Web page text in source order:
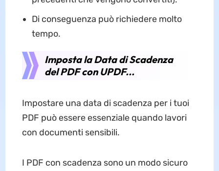
Di conseguenza può richiedere molto
tempo.
Imposta la Data di Scadenza
del PDF con UPDF...
Impostare una data di scadenza per i tuoi
PDF può essere essenziale quando lavori
con documenti sensibili.
I PDF con scadenza sono un modo sicuro